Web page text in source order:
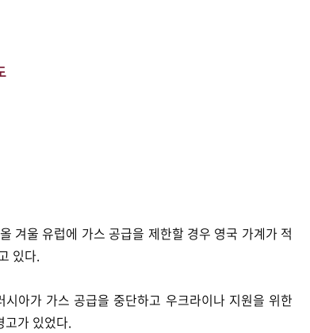
겨울 유럽에 가스 공급을 제한할 경우 영국 가계가 적
있다.
아가 가스 공급을 중단하고 우크라이나 지원을 위한
고가 있었다.